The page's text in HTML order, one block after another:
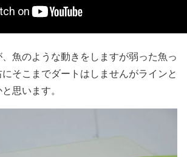
魚のような動きをしますが弱った魚っ
そこまでダートはしませんがラインと
思います。